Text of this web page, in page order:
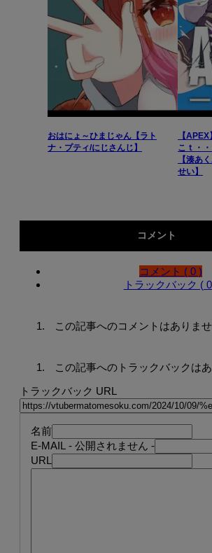
おはにょ～ひまじゃん【ラト
ナ・プティ/にじさんじ】
【
こｔ・
【湊あ
せい】
コメント
コメント ( 0 )
トラックバック (
この記事へのコメントはありませ
この記事へのトラックバックはあ
トラックバック URL
名前
E-MAIL - 公開されません -
URL